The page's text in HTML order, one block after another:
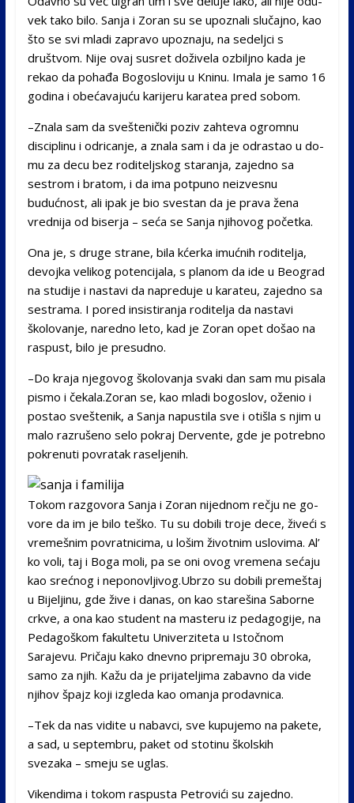
vek tako bilo. Sanja i Zoran su se upoznali slučajno, kao
što se svi mladi zapravo upo­znaju, na sedeljci s
društvom. Nije ovaj susret doživela oz­biljno kada je
rekao da po­hađa Bogosloviju u Kninu. Imala je samo 16
godina i obećavajuću karijeru kara­tea pred sobom.
–Znala sam da svešte­nički poziv zahteva ogromnu
disciplinu i odricanje, a zna­la sam i da je odrastao u do­
mu za decu bez roditeljskog staranja, zajedno sa
sestrom i bratom, i da ima potpuno neizvesnu
budućnost, ali ipak je bio svestan da je prava že­na
vrednija od biserja – seća se Sanja njihovog početka.
Ona je, s druge strane, bila kćerka imućnih rodite­lja,
devojka velikog potenci­jala, s planom da ide u Beo­grad
na studije i nastavi da napreduje u karateu, zajed­no sa
sestrama. I pored in­sistiranja roditelja da nastavi
školovanje, naredno leto, kad je Zoran opet došao na
ras­pust, bilo je presudno.
–Do kraja njegovog ško­lovanja svaki dan sam mu pi­sala
pismo i čekala.Zoran se, kao mladi bo­goslov, oženio i
postao sve­štenik, a Sanja napustila sve i otišla s njim u
malo razru­šeno selo pokraj Dervente, gde je potrebno
pokrenuti povratak raseljenih.
Tokom razgovora Sanja i Zoran nijednom rečju ne go­
vore da im je bilo teško. Tu su dobili troje dece, živeći s
vremešnim povratnicima, u lošim životnim uslovima. Al’
ko voli, taj i Boga moli, pa se oni ovog vremena sećaju
kao srećnog i neponovljivog.Ubr­zo su dobili premeštaj
u Bi­jeljinu, gde žive i danas, on kao starešina Saborne
crkve, a ona kao student na maste­ru iz pedagogije, na
Pedagoš­kom fakultetu Univerziteta u Istočnom
Sarajevu. Pričaju kako dnevno pripremaju 30 obroka,
samo za njih. Kažu da je prijateljima zabavno da vide
njihov špajz koji izgle­da kao omanja prodavnica.
–Tek da nas vidite u na­bavci, sve kupujemo na pa­kete,
a sad, u septembru, paket od stotinu školskih
svezaka – smeju se uglas.
Vikendima i tokom ras­pusta Petrovići su zajedno.